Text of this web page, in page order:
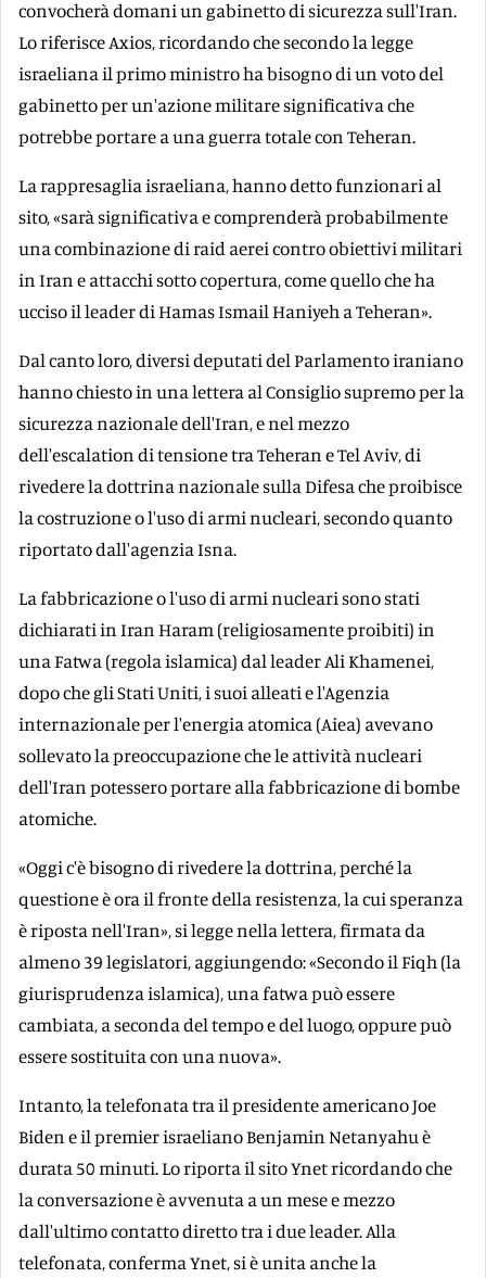
convocherà domani un gabinetto di sicurezza sull'Iran.
Lo riferisce Axios, ricordando che secondo la legge
israeliana il primo ministro ha bisogno di un voto del
gabinetto per un'azione militare significativa che
potrebbe portare a una guerra totale con Teheran.
La rappresaglia israeliana, hanno detto funzionari al
sito, «sarà significativa e comprenderà probabilmente
una combinazione di raid aerei contro obiettivi militari
in Iran e attacchi sotto copertura, come quello che ha
ucciso il leader di Hamas Ismail Haniyeh a Teheran».
Dal canto loro, diversi deputati del Parlamento iraniano
hanno chiesto in una lettera al Consiglio supremo per la
sicurezza nazionale dell'Iran, e nel mezzo
dell'escalation di tensione tra Teheran e Tel Aviv, di
rivedere la dottrina nazionale sulla Difesa che proibisce
la costruzione o l'uso di armi nucleari, secondo quanto
riportato dall'agenzia Isna.
La fabbricazione o l'uso di armi nucleari sono stati
dichiarati in Iran Haram (religiosamente proibiti) in
una Fatwa (regola islamica) dal leader Ali Khamenei,
dopo che gli Stati Uniti, i suoi alleati e l'Agenzia
internazionale per l'energia atomica (Aiea) avevano
sollevato la preoccupazione che le attività nucleari
dell'Iran potessero portare alla fabbricazione di bombe
atomiche.
«Oggi c'è bisogno di rivedere la dottrina, perché la
questione è ora il fronte della resistenza, la cui speranza
è riposta nell'Iran», si legge nella lettera, firmata da
almeno 39 legislatori, aggiungendo: «Secondo il Fiqh (la
giurisprudenza islamica), una fatwa può essere
cambiata, a seconda del tempo e del luogo, oppure può
essere sostituita con una nuova».
Intanto, la telefonata tra il presidente americano Joe
Biden e il premier israeliano Benjamin Netanyahu è
durata 50 minuti. Lo riporta il sito Ynet ricordando che
la conversazione è avvenuta a un mese e mezzo
dall'ultimo contatto diretto tra i due leader. Alla
telefonata, conferma Ynet, si è unita anche la